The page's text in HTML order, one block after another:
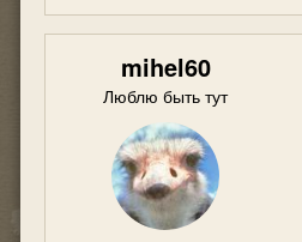
mihel60
Люблю быть тут